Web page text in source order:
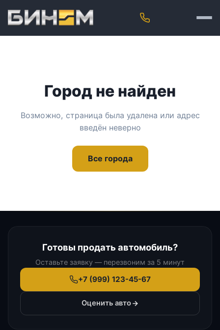
Город не найден
Возможно, страница была удалена или адрес
введён неверно
Все города
Готовы продать автомобиль?
Оставьте заявку — перезвоним за 5 минут
+7 (999) 123-45-67
Оценить авто